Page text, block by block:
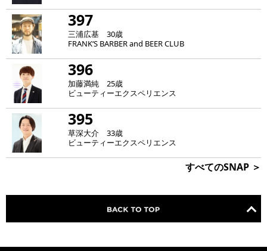
397
三浦広基 30歳
FRANK‘S BARBER and BEER CLUB
396
加藤満純 25歳
ビューティーエクスペリエンス
395
草深大介 33歳
ビューティーエクスペリエンス
すべてのSNAP ＞